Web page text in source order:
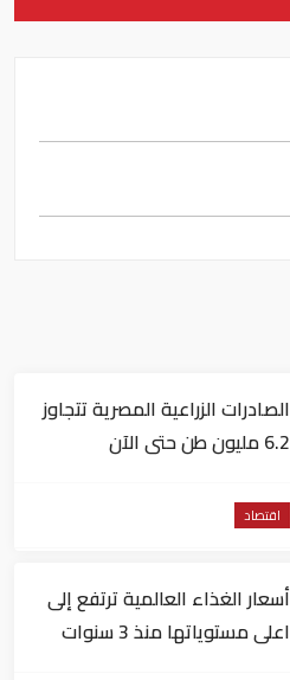
الصادرات الزراعية المصرية تتجاوز
6.2 مليون طن حتى الآن
اقتصاد
أسعار الغذاء العالمية ترتفع إلى
اعلى مستوياتها منذ 3 سنوات